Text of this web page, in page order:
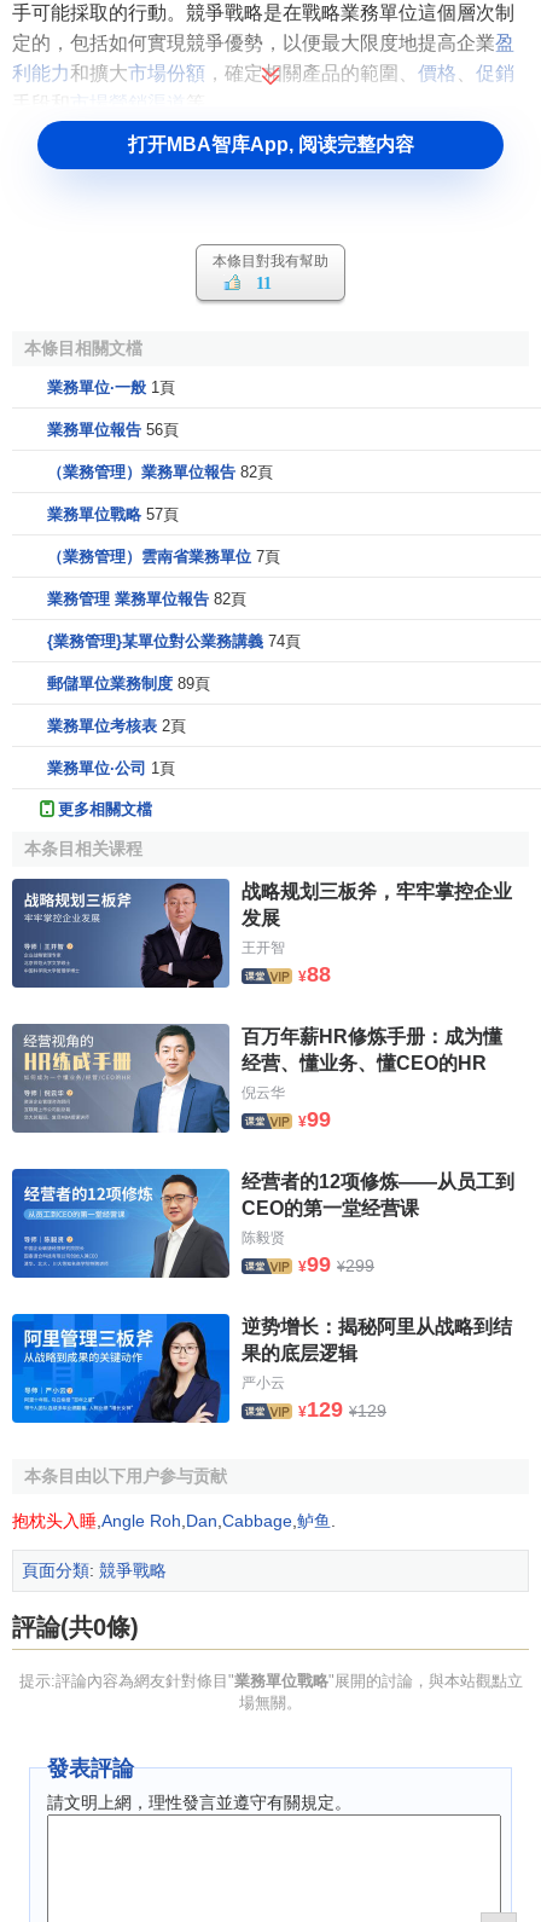
手可能採取的行動。競爭戰略是在戰略業務單位這個層次制
定的，包括如何實現競爭優勢，以便最大限度地提高企業盈
利能力和擴大市場份額 ，確定相關產品的範圍、 價格
促銷
市場營銷
業務單位 領導 負責制定本業務單位的經營戰略
，支持公
業務單位戰略的關註內容
業務單位戰略關註的是在特定市場、行業或產品中的競
大，首席執行官
會設立戰略業務單位，賦予戰略業務部門在公司總體戰略的
指導下作出相應戰略決策
的一個業務單位，由於其服務於特定的外部市場而與其他業
務單位相區別。這是因為戰略業務單位的管理層會根據外部
市場的狀況對產品和市場進行
場，這就要求不同的戰略單位擁有不同的
務單位是實行自我計劃和管理的單位，可以擁有自身具體的
制定者
業務單位戰略由業務單位負責人制定，它應當與總體戰
略保持一致，支持總體戰略的實現。如果一個企業只在一個
特定市場中開展業務，公司戰略和業務單位戰略屬於同一層
業務單位戰略的類型
成本領先戰略
產品差異化戰略
集中化戰略
在上述戰略中進行選擇的標準包括：該戰略是否適宜
看是否實際可行。
相關條目
戰略業務單位
打开MBA智库App, 阅读完整内容
本條目對我有幫助
11
本條目相關文檔
業務單位·一般 1頁
業務單位報告 56頁
（業務管理）業務單位報告 82頁
業務單位戰略 57頁
（業務管理）雲南省業務單位 7頁
業務管理 業務單位報告 82頁
{業務管理}某單位對公業務講義 74頁
郵儲單位業務制度 89頁
業務單位考核表 2頁
業務單位·公司 1頁
更多相關文檔
本条目相关课程
战略规划三板斧，牢牢掌控企业
发展
王开智
¥88
百万年薪HR修炼手册：成为懂
经营、懂业务、懂CEO的HR
倪云华
¥99
经营者的12项修炼——从员工到
CEO的第一堂经营课
陈毅贤
¥99 ¥299
逆势增长：揭秘阿里从战略到结
果的底层逻辑
严小云
¥129 ¥129
本条目由以下用户参与贡献
抱枕头入睡 Angle Roh Dan Cabbage 鲈鱼
頁面分類: 競爭戰略
評論(共0條)
提示:評論內容為網友針對條目"業務單位戰略"展開的討論，與本站觀點立
場無關。
發表評論
請文明上網，理性發言並遵守有關規定。